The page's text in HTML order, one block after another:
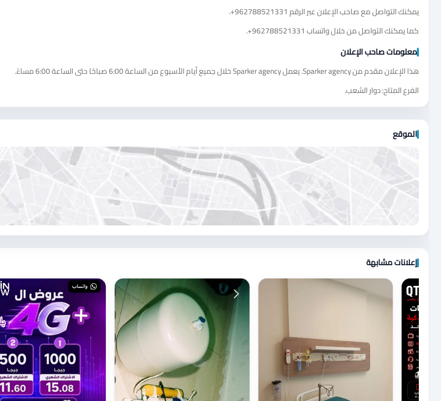
يمكنك التواصل مع صاحب الإعلان عبر الرقم +962788521331
.
كما يمكنك التواصل من خلال واتساب +962788521331
.
معلومات صاحب الإعلان
هذا الإعلان مقدم من Sparker agency. يعمل Sparker agency خلال جميع أيام الأسبوع من الساعة 6:00 صباحًا حتى الساعة 6:00 مساءً.
الفرع المتاح: دوار الشعب.
الموقع
اضغط لتحميل الموقع
إعلانات مشابهة